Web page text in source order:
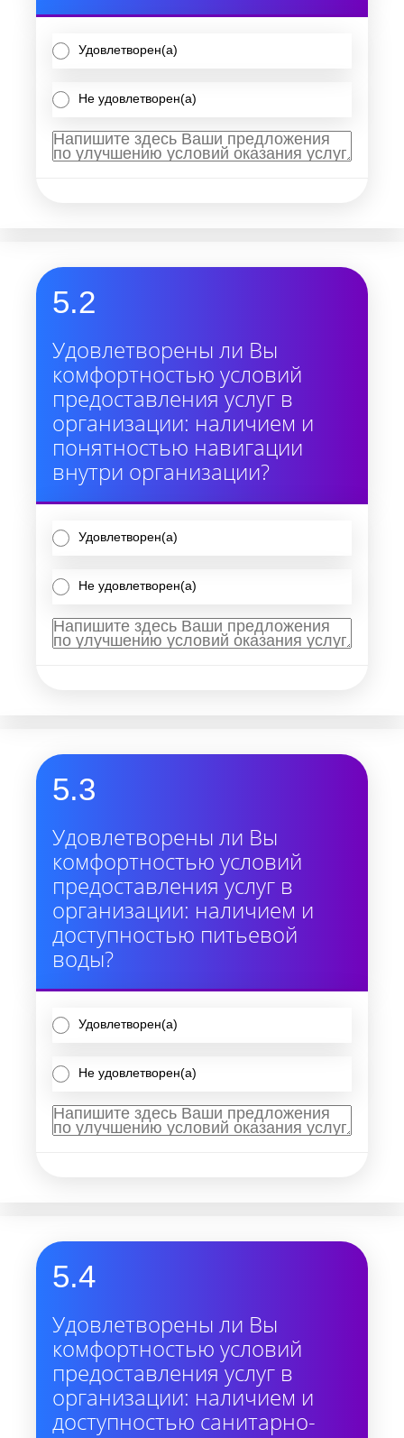
Удовлетворен(а)
Не удовлетворен(а)
5.2
Удовлетворены ли Вы
комфортностью условий
предоставления услуг в
организации: наличием и
понятностью навигации
внутри организации?
Удовлетворен(а)
Не удовлетворен(а)
5.3
Удовлетворены ли Вы
комфортностью условий
предоставления услуг в
организации: наличием и
доступностью питьевой
воды?
Удовлетворен(а)
Не удовлетворен(а)
5.4
Удовлетворены ли Вы
комфортностью условий
предоставления услуг в
организации: наличием и
доступностью санитарно-